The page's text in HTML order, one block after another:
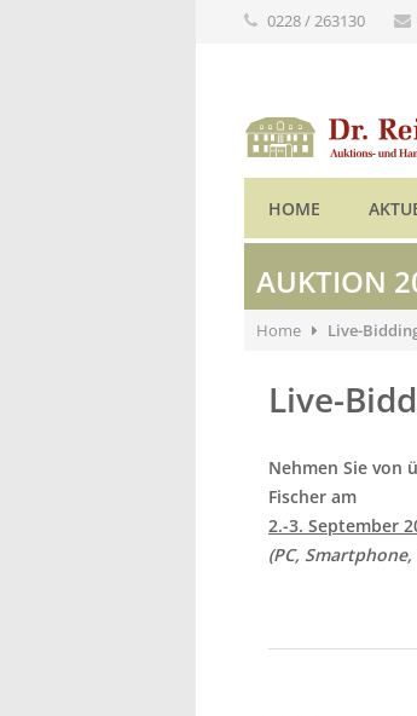
0228 / 263130
HOME
AUKTION
Home Live-
Live-
Nehmen Sie von
Fischer am
2.-3. September
(PC,